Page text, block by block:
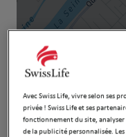
Avec Swiss Life, vivre selon ses
privée ! Swiss Life et ses
fonctionnement du site,
de la publicité personnalisée.